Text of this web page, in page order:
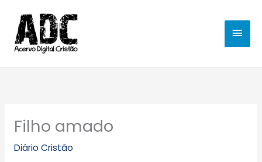
para
conteúdo
Filho amado
Diário Cristão